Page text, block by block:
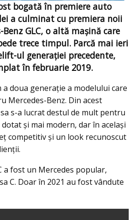
bogată în premiere auto
a culminat cu premiera noii
GLC, o altă maşină care
trece timpul. Parcă mai ieri
ul generaţiei precedente,
în februarie 2019.
doua generaţie a modelului care
Mercedes-Benz. Din acest
s-a lucrat destul de mult pentru
şi mai modern, dar în acelaşi
competitiv şi un look recunoscut
a fost un Mercedes popular,
C. Doar în 2021 au fost vândute